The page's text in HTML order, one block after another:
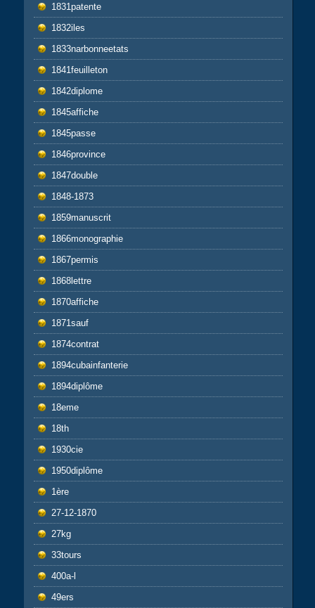
1831patente
1832iles
1833narbonneetats
1841feuilleton
1842diplome
1845affiche
1845passe
1846province
1847double
1848-1873
1859manuscrit
1866monographie
1867permis
1868lettre
1870affiche
1871sauf
1874contrat
1894cubainfanterie
1894diplôme
18eme
18th
1930cie
1950diplôme
1ère
27-12-1870
27kg
33tours
400a-l
49ers